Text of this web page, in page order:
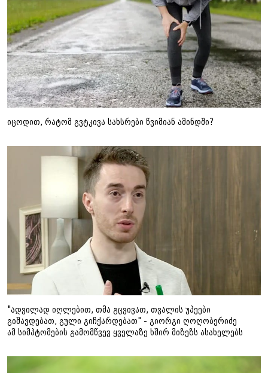
იცოდით, რატომ გვტკივა სახსრები წვიმიან ამინდში?
"ადვილად იღლებით, თმა გცვივათ, თვალის უპეები
გიშავდებათ, გული გიჩქარდებათ" - გიორგი ღოღობერიძე
ამ სიმპტომების გამომწვევ ყველაზე ხშირ მიზეზს ასახელებს